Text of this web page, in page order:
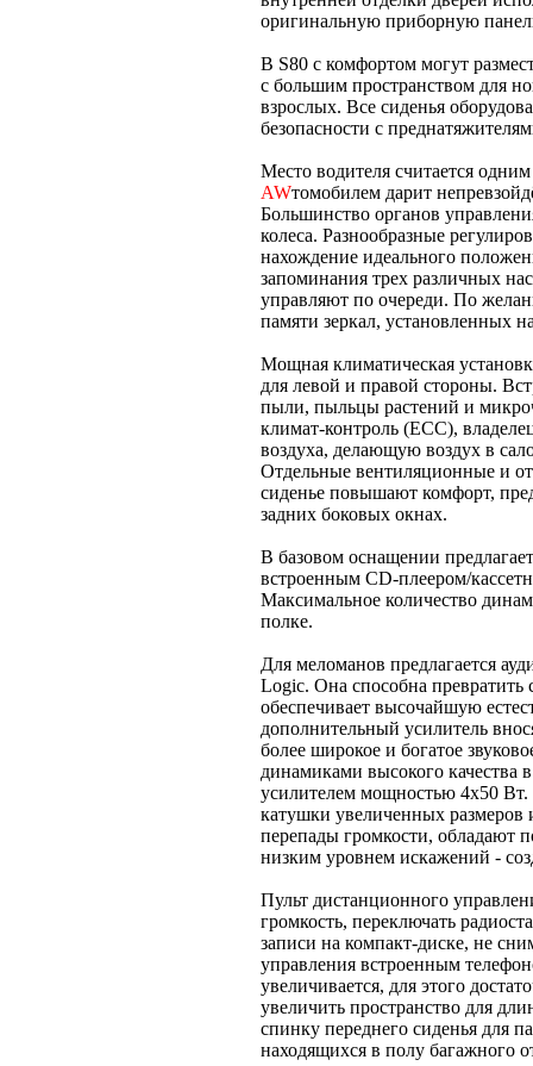
оригинальную приборную
В S80 с комфортом могут
с большим пространством для
взрослых. Все сиденья
безопасности с
Место водителя считается
AWтомобилем дарит
Большинство органов
колеса. Разнообразные
нахождение идеального
запоминания трех различных
управляют по очереди. По
памяти зеркал, установленных
Мощная климатическая
для левой и правой стороны.
пыли, пыльцы растений и
климат-контроль (ECC),
воздуха, делающую воздух в
Отдельные вентиляционные и
сиденье повышают комфорт,
задних боковых окнах.
В базовом оснащении
встроенным CD-плеером/
Максимальное количество
полке.
Для меломанов предлагается
Logic. Она способна превратить
обеспечивает высочайшую
дополнительный усилитель
более широкое и богатое
динамиками высокого качества
усилителем мощностью 4x50
катушки увеличенных
перепады громкости, обладают
низким уровнем искажений -
Пульт дистанционного
громкость, переключать
записи на компакт-диске, не
управления встроенным
увеличивается, для этого
увеличить пространство для
спинку переднего сиденья для
находящихся в полу багажного